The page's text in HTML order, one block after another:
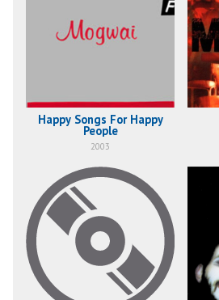
Happy Songs For Happy
People
2003